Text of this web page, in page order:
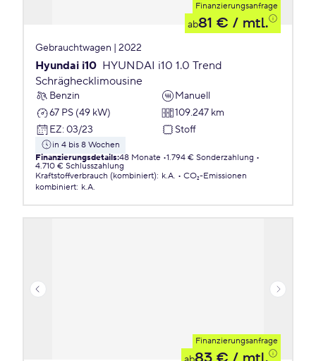
Finanzierungsanfrage
ab81 € / mtl.
Gebrauchtwagen | 2022
Hyundai i10 HYUNDAI i10 1.0 Trend
Schräghecklimousine
Benzin
Manuell
67 PS (49 kW)
109.247 km
EZ: 03/23 Stoff
in 4 bis 8 Wochen
Finanzierungsdetails:48 Monate 1.794 € Sonderzahlung
4.710 € Schlusszahlung
Kraftstoffverbrauch (kombiniert): k.A.
CO₂-Emissionen
kombiniert: k.A.
Finanzierungsanfrage